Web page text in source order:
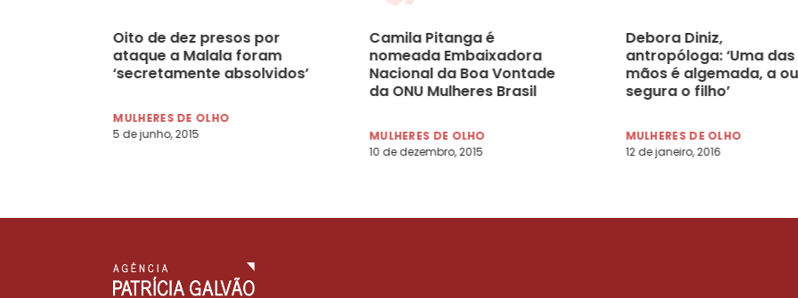
Oito de dez presos por
ataque a Malala foram
‘secretamente absolvidos’
MULHERES DE OLHO
5 de junho, 2015
Camila Pitanga é
nomeada Embaixadora
Nacional da Boa Vontade
da ONU Mulheres Brasil
MULHERES DE OLHO
10 de dezembro, 2015
Debora Diniz,
antropóloga: ‘Uma das
mãos é algemada, a
segura o filho’
MULHERES DE OLHO
12 de janeiro, 2016